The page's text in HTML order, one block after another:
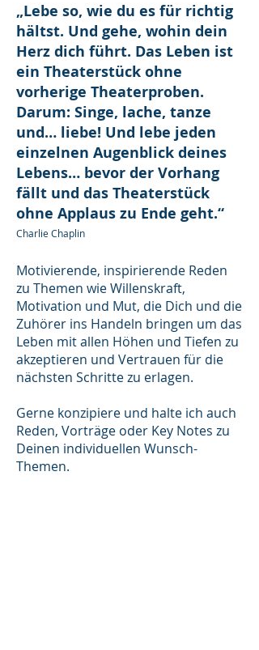
„Lebe so, wie du es für richtig
hältst. Und gehe, wohin dein
Herz dich führt. Das Leben ist
ein Theaterstück ohne
vorherige Theaterproben.
Darum: Singe, lache, tanze
und… liebe! Und lebe jeden
einzelnen Augenblick deines
Lebens… bevor der Vorhang
fällt und das Theaterstück
ohne Applaus zu Ende geht.“
Charlie Chaplin
Motivierende, inspirierende Reden
zu Themen wie Willenskraft,
Motivation und Mut, die Dich und die
Zuhörer ins Handeln bringen um das
Leben mit allen Höhen und Tiefen zu
akzeptieren und Vertrauen für die
nächsten Schritte zu erlagen.
Gerne konzipiere und halte ich auch
Reden, Vorträge oder Key Notes zu
Deinen individuellen Wunsch-
Themen.